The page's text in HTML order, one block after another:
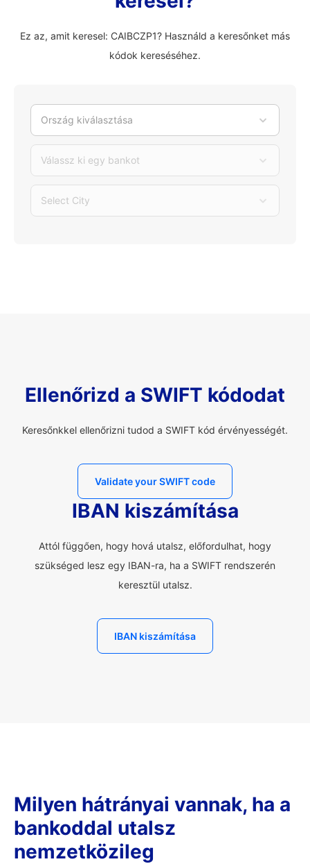
Ez az, amit keresel: CAIBCZP1? Használd a keresőnket más
kódok kereséséhez.
Ország kiválasztása
Válassz ki egy bankot
Select City
Ellenőrizd a SWIFT kódodat
Keresőnkkel ellenőrizni tudod a SWIFT kód érvényességét.
Validate your SWIFT code
IBAN kiszámítása
Attól függően, hogy hová utalsz, előfordulhat, hogy
szükséged lesz egy IBAN-ra, ha a SWIFT rendszerén
keresztül utalsz.
IBAN kiszámítása
Milyen hátrányai vannak, ha a
bankoddal utalsz
nemzetközileg